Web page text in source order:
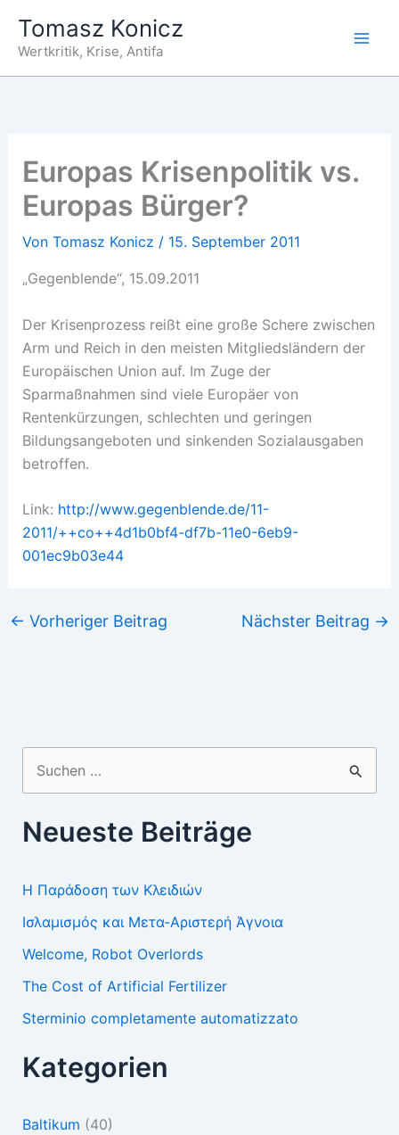
Inhalt
springen
Tomasz Konicz
Wertkritik, Krise, Antifa
Europas Krisenpolitik vs.
Europas Bürger?
Von Tomasz Konicz / 15. September 2011
„Gegenblende“, 15.09.2011
Der Krisenprozess reißt eine große Schere zwischen
Arm und Reich in den meisten Mitgliedsländern der
Europäischen Union auf. Im Zuge der
Sparmaßnahmen sind viele Europäer von
Rentenkürzungen, schlechten und geringen
Bildungsangeboten und sinkenden Sozialausgaben
betroffen.
Link: http://www.gegenblende.de/11-
2011/++co++4d1b0bf4-df7b-11e0-6eb9-
001ec9b03e44
← Vorheriger Beitrag Nächster Beitrag →
Suchen
nach:
Neueste Beiträge
Η Παράδοση των Κλειδιών
Ισλαμισμός και Μετα-Αριστερή Άγνοια
Welcome, Robot Overlords
The Cost of Artificial Fertilizer
Sterminio completamente automatizzato
Kategorien
Baltikum (40)